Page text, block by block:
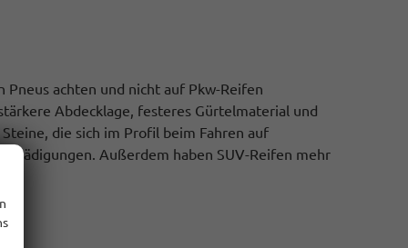
achten und nicht auf Pkw-Reifen
Abdecklage, festeres Gürtelmaterial und
die sich im Profil beim Fahren auf
Außerdem haben SUV-Reifen mehr